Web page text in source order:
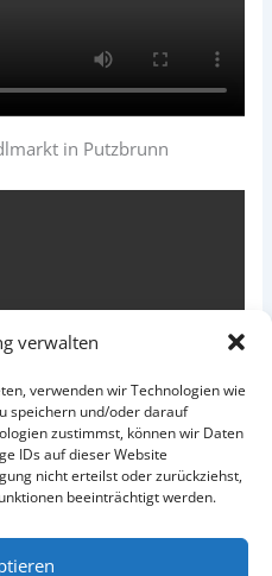
verwalten
verwenden wir Technologien wie
speichern und/oder darauf
zustimmst, können wir Daten
IDs auf dieser Website
nicht erteilst oder zurückziehst,
beeinträchtigt werden.
in Putzbrunn